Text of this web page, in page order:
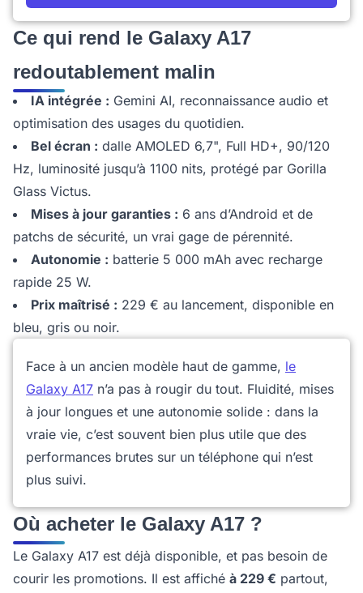
Ce qui rend le Galaxy A17
redoutablement malin
IA intégrée : Gemini AI, reconnaissance audio et
optimisation des usages du quotidien.
Bel écran : dalle AMOLED 6,7", Full HD+, 90/120
Hz, luminosité jusqu’à 1100 nits, protégé par Gorilla
Glass Victus.
Mises à jour garanties : 6 ans d’Android et de
patchs de sécurité, un vrai gage de pérennité.
Autonomie : batterie 5 000 mAh avec recharge
rapide 25 W.
Prix maîtrisé : 229 € au lancement, disponible en
bleu, gris ou noir.
Face à un ancien modèle haut de gamme, le
Galaxy A17 n’a pas à rougir du tout. Fluidité, mises
à jour longues et une autonomie solide : dans la
vraie vie, c’est souvent bien plus utile que des
performances brutes sur un téléphone qui n’est
plus suivi.
Où acheter le Galaxy A17 ?
Le Galaxy A17 est déjà disponible, et pas besoin de
courir les promotions. Il est affiché à 229 € partout,